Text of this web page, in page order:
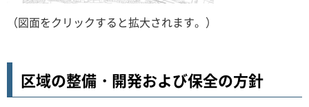
（図面をクリックすると拡大されます。）
区域の整備・開発および保全の方針